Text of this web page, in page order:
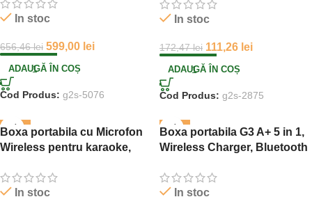
In stoc
656,46lei 599,00 lei
ADAUGĂ ÎN COȘ
Cod Produs: g2s-5076
In stoc
172,47lei 111,26 lei
ADAUGĂ ÎN COȘ
Cod Produs: g2s-2875
-52%
Boxa portabila cu Microfon
Wireless pentru karaoke,
RGB LED
In stoc
-40%
Boxa portabila G3 A+ 5 in 1,
Wireless Charger, Bluetooth
RGB
In stoc